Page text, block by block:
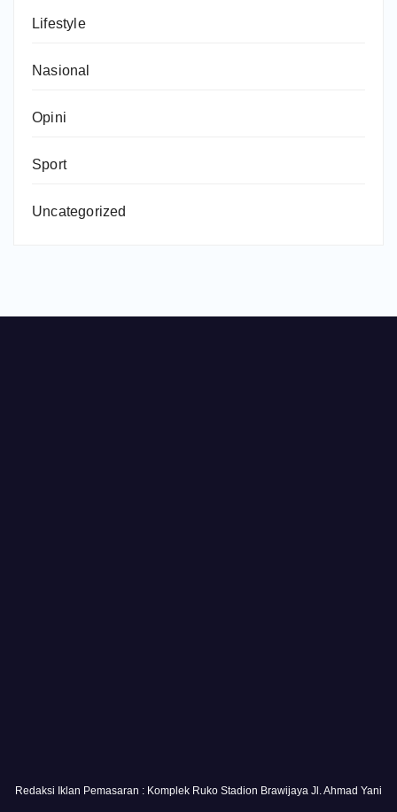
Lifestyle
Nasional
Opini
Sport
Uncategorized
Redaksi Iklan Pemasaran : Komplek Ruko Stadion Brawijaya Jl. Ahmad Yani